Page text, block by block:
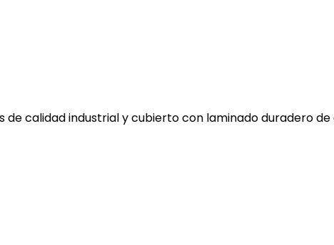
calidad industrial y cubierto con laminado duradero